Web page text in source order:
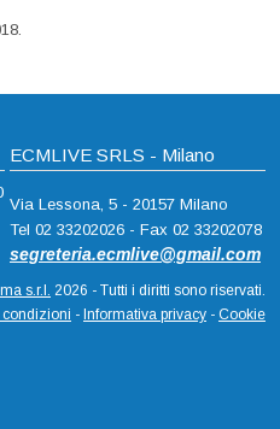
ECMLIVE SRLS - Milano
Via Lessona, 5 - 20157 Milano
Tel 02 33202026 - Fax 02 33202078
segreteria.ecmlive@gmail.com
s.r.l. 2026 - Tutti i diritti sono riservati.
- Informativa privacy - Cookie